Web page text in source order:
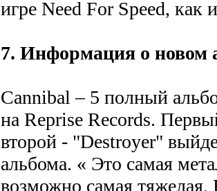
игре Need For Speed, как
7. Информация о новом
Cannibal – 5 полный
на Reprise Records.
второй - "Destroyer"
альбома. « Это самая
возможно самая